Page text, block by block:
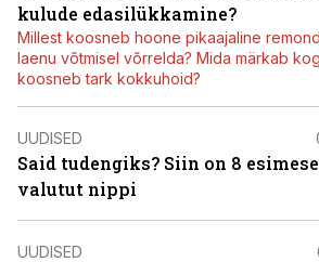
kulude edasilükkamine?
Millest koosneb hoone pikaajaline
laenu võtmisel võrrelda? Mida märkab
koosneb tark kokkuhoid?
UUDISED
Said tudengiks? Siin on 8
valutut nippi
UUDISED